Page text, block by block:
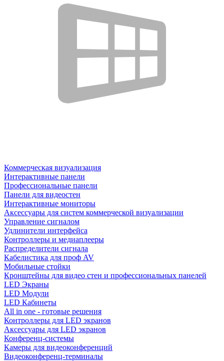
Коммерческая визуализация
Интерактивные панели
Профессиональные панели
Панели для видеостен
Интерактивные мониторы
Аксессуары для систем коммерческой визуализации
Управление сигналом
Удлинители интерфейса
Контроллеры и медиаплееры
Распределители сигнала
Кабелистика для проф AV
Мобильные стойки
Кронштейны для видео стен и профессиональных панелей
LED Экраны
LED Модули
LED Кабинеты
All in one - готовые решения
Контроллеры для LED экранов
Аксессуары для LED экранов
Конференц-системы
Камеры для видеоконференций
Видеоконференц-терминалы